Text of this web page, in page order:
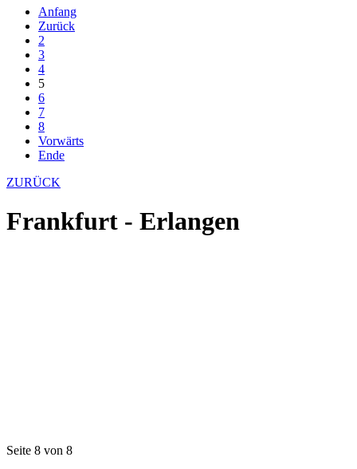
Anfang
Zurück
2
3
4
5
6
7
8
Vorwärts
Ende
ZURÜCK
Frankfurt - Erlangen
Seite 8 von 8